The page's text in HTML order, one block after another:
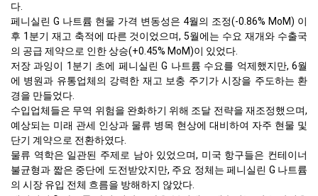
다.
페니실린 G 나트륨 현물 가격 변동성은 4월의 조정(-0.86% MoM) 이
후 1분기 재고 축적에 따른 것이었으며, 5월에는 수요 재개와 수출국
의 공급 제약으로 인한 상승(+0.45% MoM)이 있었다.
저장 과잉이 1분기 초에 페니실린 G 나트륨 수요를 억제했지만, 6월
에 병원과 유통업체의 강력한 재고 보충 주기가 시장을 주도하는 환
경을 만들었다.
수입업체들은 무역 위험을 완화하기 위해 조달 전략을 재조정했으며,
예상되는 미래 관세 인상과 물류 병목 현상에 대비하여 자주 현물 및
단기 계약으로 전환하였다.
물류 역학은 일관된 주제로 남아 있었으며, 미국 항구들은 컨테이너
불균형과 짧은 중단에 도전받았지만, 주요 정체는 페니실린 G 나트륨
의 시장 유입 전체 흐름을 방해하지 않았다.